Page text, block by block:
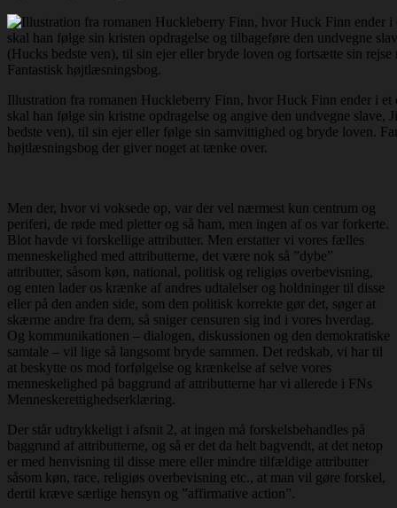
Illustration fra romanen Huckleberry Finn, hvor Huck Finn ender i et
skal han følge sin kristne opdragelse og angive den undvegne slave,
bedste ven), til sin ejer eller følge sin samvittighed og bryde loven.
højtlæsningsbog der giver noget at tænke over.
Men der, hvor vi voksede op, var der vel nærmest kun centrum og
periferi, de røde med pletter og så ham, men ingen af os var forkerte.
Blot havde vi forskellige attributter. Men erstatter vi vores fælles
menneskelighed med attributterne, det være nok så ”dybe”
attributter, såsom køn, national, politisk og religiøs overbevisning,
og enten lader os krænke af andres udtalelser og holdninger til disse
eller på den anden side, som den politisk korrekte gør det, søger at
skærme andre fra dem, så sniger censuren sig ind i vores hverdag.
Og kommunikationen – dialogen, diskussionen og den demokratiske
samtale – vil lige så langsomt bryde sammen. Det redskab, vi har til
at beskytte os mod forfølgelse og krænkelse af selve vores
menneskelighed på baggrund af attributterne har vi allerede i FNs
Menneskerettighedserklæring.
Der står udtrykkeligt i afsnit 2, at ingen må forskelsbehandles på
baggrund af attributterne, og så er det da helt bagvendt, at det netop
er med henvisning til disse mere eller mindre tilfældige attributter
såsom køn, race, religiøs overbevisning etc., at man vil gøre forskel,
dertil kræve særlige hensyn og ”affirmative action”.